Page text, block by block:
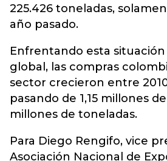
225.426 toneladas,
año pasado.
Enfrentando esta
global, las compras
sector crecieron entre 2010
pasando de 1,15 millones
millones de toneladas.
Para Diego Rengifo, vice
Asociación Nacional de